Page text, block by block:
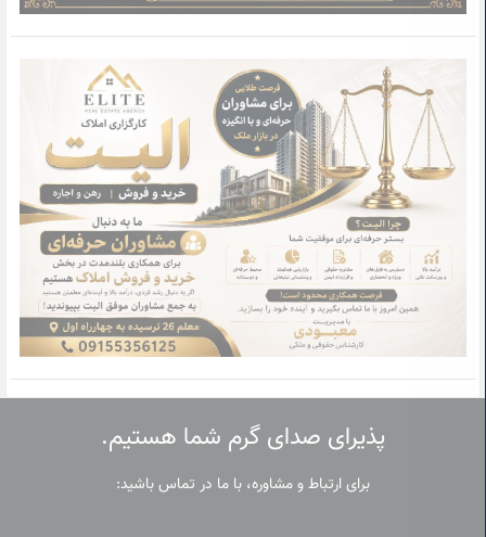
پذیرای صدای گرم شما هستیم.
برای ارتباط و مشاوره، با ما در تماس باشید: